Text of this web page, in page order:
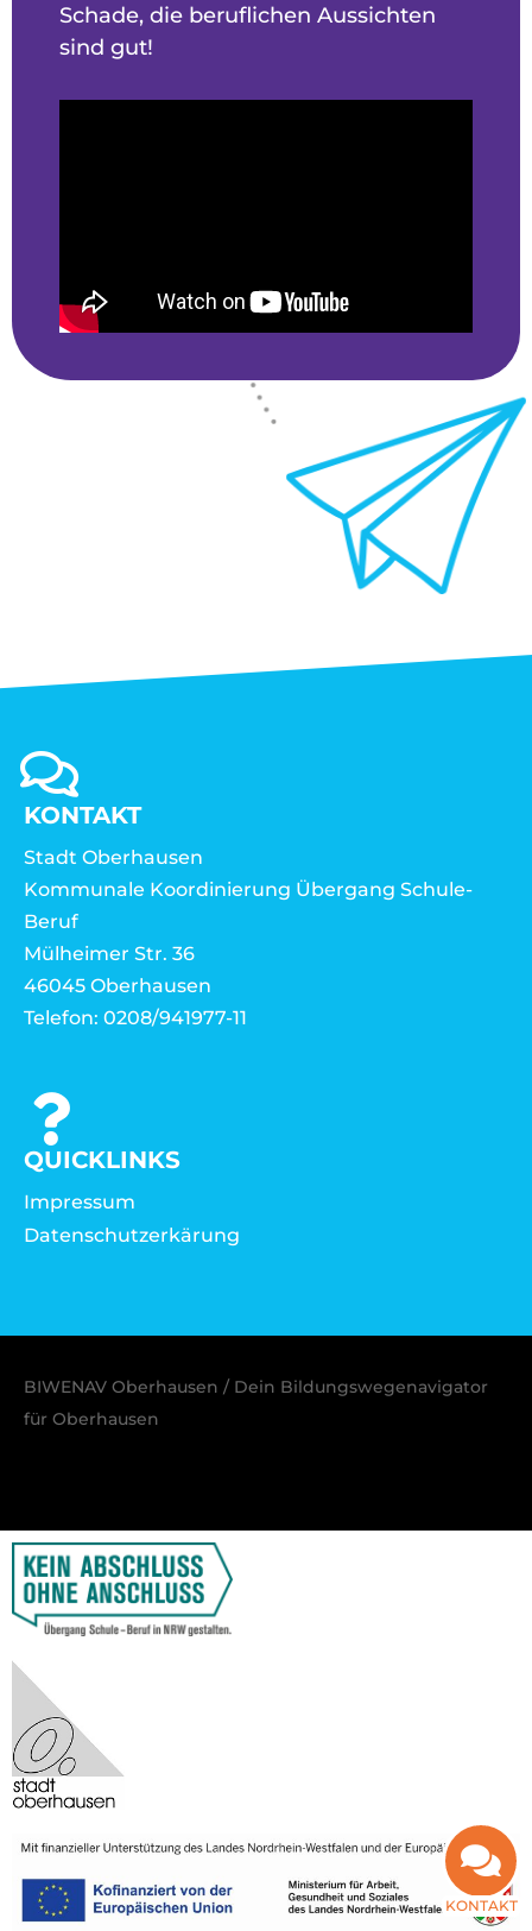
Schade, die beruflichen Aussichten
sind gut!
KONTAKT
Stadt Oberhausen
Kommunale Koordinierung Übergang Schule-
Beruf
Mülheimer Str. 36
46045 Oberhausen
Telefon: 0208/941977-11
QUICKLINKS
Impressum
Datenschutzerkärung
BIWENAV Oberhausen / Dein Bildungswegenavigator
für Oberhausen
KONTAKT